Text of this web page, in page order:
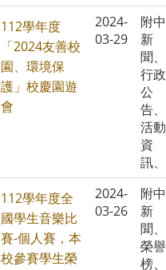
112學年度
「2024友善校
園、環境保
護」校慶園遊
會
2024-
03-29
附中
新
聞、
行政
公
告、
活動
資
訊、
112學年度全
國學生音樂比
賽-個人賽，本
校參賽學生榮
2024-
03-26
附中
新
聞、
榮譽
榜、